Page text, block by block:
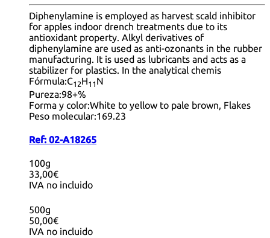
Diphenylamine is employed as harvest scald inhibitor
for apples indoor drench treatments due to its
antioxidant property. Alkyl derivatives of
diphenylamine are used as anti-ozonants in the rubber
manufacturing. It is used as lubricants and acts as a
stabilizer for plastics. In the analytical chemis
Fórmula:C12H11 N
Pureza:98+%
Forma y color:White to yellow to pale brown, Flakes
Peso molecular:169.23
Ref: 02-A18265
100g
33,00€
IVA no incluido
500g
50,00€
IVA no incluido